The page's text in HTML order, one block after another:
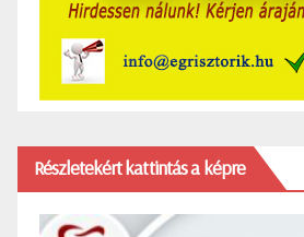
Részletekért kattintás a képre